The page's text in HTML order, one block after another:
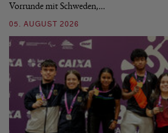
Vorrunde mit Schweden,…
05. AUGUST 2026